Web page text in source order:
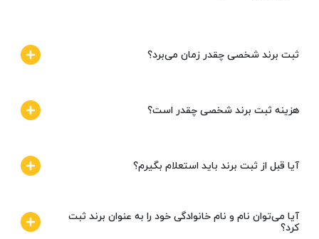
ثبت برند شخصی چقدر زمان می‌برد؟
هزینه ثبت برند شخصی چقدر است؟
آیا قبل از ثبت برند باید استعلام بگیرم؟
آیا می‌توان نام و نام خانوادگی خود را به عنوان برند ثبت
کرد؟